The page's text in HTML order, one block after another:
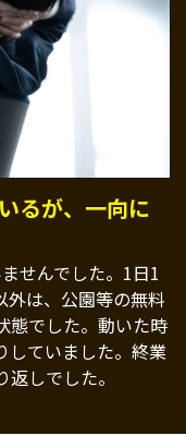
るが、一向に
せんでした。1日1
外は、公園等の無料
態でした。動いた時
していました。終業
しでした。